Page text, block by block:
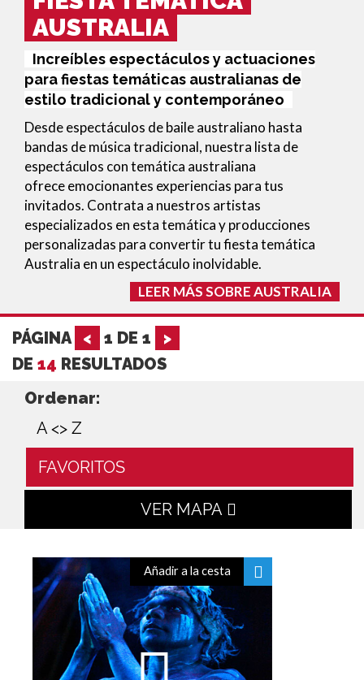
AUSTRALIA
Increíbles espectáculos y actuaciones
para fiestas temáticas australianas de
estilo tradicional y contemporáneo
Desde espectáculos de baile australiano hasta
bandas de música tradicional, nuestra lista de
espectáculos con temática australiana
ofreceemocionantes experiencias para tus
invitados. Contrata a nuestros artistas
especializados en esta temática y producciones
personalizadas para convertir tu fiesta temática
Australia en un espectáculo inolvidable.
LEER MÁS SOBRE AUSTRALIA
PÁGINA < 1 DE 1
>
DE 14 RESULTADOS
Ordenar:
A <> Z
FAVORITOS
VER MAPA
Añadir a la cesta